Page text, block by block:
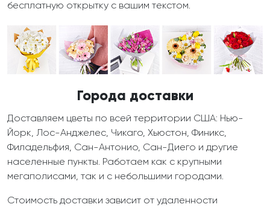
бесплатную открытку с вашим текстом.
Города доставки
Доставляем цветы по всей территории США: Нью-
Йорк, Лос-Анджелес, Чикаго, Хьюстон, Финикс,
Филадельфия, Сан-Антонио, Сан-Диего и другие
населенные пункты. Работаем как с крупными
мегаполисами, так и с небольшими городами.
Стоимость доставки зависит от удаленности